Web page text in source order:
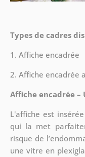
Types de cadres
1. Affiche encadrée
2. Affiche encadrée
Affiche encadrée
L'affiche est
qui la met
risque de
une vitre en